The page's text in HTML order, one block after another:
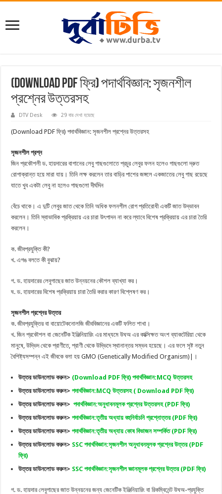
(Download PDF ফ্রি) পদার্থবিজ্ঞান: সৃজনশীল
প্রশ্নের উত্তরসহ
DTV Desk 29 বার দেখা হয়েছে
(Download PDF ফ্রি) পদার্থবিজ্ঞান: সৃজনশীল প্রশ্নের উত্তরসহ
সৃজনশীল প্রশ্ন
জিন প্রকৌশলী ড. হায়দারের বাগানের লেবু গাছগুলোতে প্রচুর লেবুর ফলন হলেও গাছগুলো দ্রুত
রোগাক্রান্ত হয়ে মারা যায়। তিনি লক্ষ করলেন তার বাড়ির পাশের জঙ্গলে একজাতের লেবু গাছ রয়েছে
যাতে খুব একটা লেবু না হলেও গাছগুলো দীর্ঘদিন
বেঁচে থাকে। এ দুটি লেবুর জাত থেকে তিনি অধিক ফলনশীল রোগ প্রতিরোধী একটি জাত উদ্ভাবন
করলেন। তিনি স্বাভাবিক প্রক্রিয়ায় এর চারা উৎপাদন না করে ল্যাবে বিশেষ প্রক্রিয়ায় এর চারা তৈরি
করলেন।
ক. জীবপ্রযুক্তি কী?
খ. এগঙ বলতে কী বুঝায়?
গ. ড. হায়দারের লেবুগাছের জাত উন্নয়নের কৌশল ব্যাখ্যা কর।
ঘ. ড. হায়দারের বিশেষ প্রক্রিয়ায় চারা তৈরি করার কারণ বিশ্লেষণ কর।
সৃজনশীল প্রশ্নের উত্তর
ক. জীবপ্রযুক্তির বা বায়োটেকনোলজি জীববিজ্ঞানের একটি ফলিত শাখা।
খ. জিন প্রকৌশল বা জেনেটিক ইঞ্জিনিয়ারিং এর মাধ্যমে উঘঅ এর কাক্সিক্ষত অংশ ব্যাকটেরিয়া থেকে
মানুষে, উদ্ভিদ থেকে প্রাণীতে, প্রাণী থেকে উদ্ভিদে স্থানান্তর সম্ভব হয়েছে। এর ফলে সৃষ্ট নতুন
বৈশিষ্ট্যসম্পন্ন এই জীবকে বলা হয় GMO (Genetically Modified Organism)|।
উত্তর ডাউনলোড করুন> (Download PDF ফ্রি) পদার্থবিজ্ঞান:MCQ উত্তরসহ
উত্তর ডাউনলোড করুন>পদার্থবিজ্ঞান:MCQ উত্তরসহ ( Download PDF ফ্রি)
উত্তর ডাউনলোড করুন>পদার্থবিজ্ঞান:অনুধাবনমূলক প্রশ্নের উত্তরসহ (PDF ফ্রি)
উত্তর ডাউনলোড করুন>পদার্থবিজ্ঞান:তৃতীয় অধ্যায় বহুনির্বাচনি প্রশ্নোত্তর (PDF ফ্রি)
উত্তর ডাউনলোড করুন>পদার্থবিজ্ঞান:তৃতীয় অধ্যায় কোষ বিভাজন সম্পর্কিত (PDF ফ্রি)
উত্তর ডাউনলোড করুন> SSC পদার্থবিজ্ঞান:সৃজনশীল অনুধাবনমূলক প্রশ্নের উত্তর (PDF
ফ্রি)
উত্তর ডাউনলোড করুন> SSC পদার্থবিজ্ঞান:সৃজনশীল জ্ঞানমূলক প্রশ্নের উত্তর (PDF ফ্রি)
গ. ড. হায়দার লেবুগাছের জাত উন্নয়নের জন্য জেনেটিক ইঞ্জিনিয়ারিং বা রিকম্বিনেন্ট উঘঅ-প্রযুক্তি